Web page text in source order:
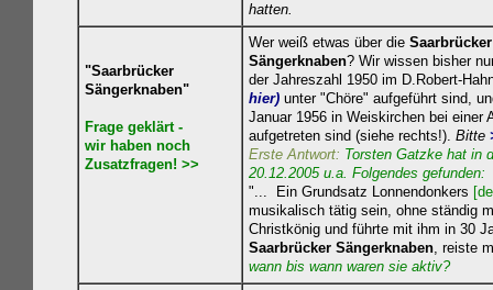
hatten.
"Saarbrücker
Sängerknaben"
Frage geklärt -
wir haben noch
Zusatzfragen! >>
Wer weiß etwas über die Saarbrücker
Sängerknaben? Wir wissen bisher
der Jahreszahl 1950 im D.Robert-
hier) unter "Chöre" aufgeführt sind,
Januar 1956 in Weiskirchen bei einer
aufgetreten sind (siehe rechts!). Bitte
Erste Antwort: Torsten Gatzke hat in
20.12.2005 u.a. Folgendes gefunden:
"... Ein Grundsatz Lonnendonkers
musikalisch tätig sein, ohne ständig
Christkönig und führte mit ihm in 30
Saarbrücker Sängerknaben, reiste
wann bis wann waren sie aktiv?